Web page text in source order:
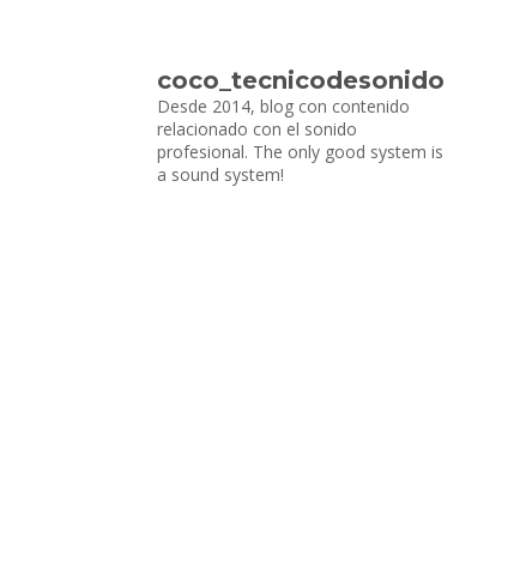
coco_tecnicodesonido
Desde 2014, blog con contenido
relacionado con el sonido
profesional. The only good system is
a sound system!